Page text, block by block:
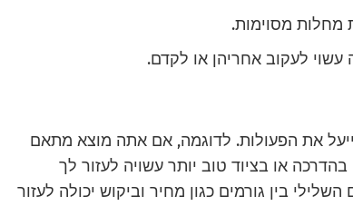
מחלות מסוימות.
עשוי לעקוב אחריהן או לקדם.
את הפעולות. לדוגמה, אם אתה מוצא מתאם
או בציוד טוב יותר עשויה לעזור לך
בין גורמים כגון מחיר וביקוש יכולה לעזור